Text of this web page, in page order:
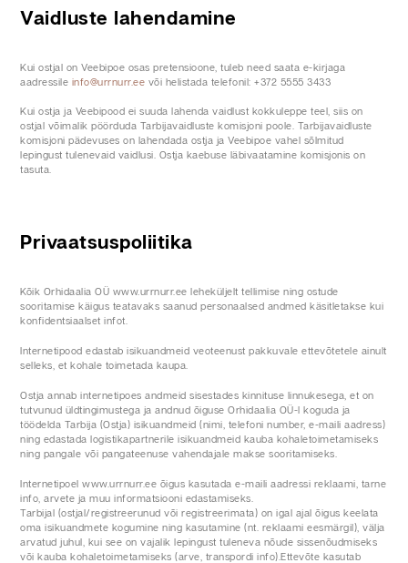
Vaidluste lahendamine
Kui ostjal on Veebipoe osas pretensioone, tuleb need saata e-kirjaga
aadressile info@urrnurr.ee või helistada telefonil: +372 5555 3433
Kui ostja ja Veebipood ei suuda lahenda vaidlust kokkuleppe teel, siis on
ostjal võimalik pöörduda Tarbijavaidluste komisjoni poole. Tarbijavaidluste
komisjoni pädevuses on lahendada ostja ja Veebipoe vahel sõlmitud
lepingust tulenevaid vaidlusi. Ostja kaebuse läbivaatamine komisjonis on
tasuta.
Privaatsuspoliitika
Kõik Orhidaalia OÜ www.urrnurr.ee leheküljelt tellimise ning ostude
sooritamise käigus teatavaks saanud personaalsed andmed käsitletakse kui
konfidentsiaalset infot.
Internetipood edastab isikuandmeid veoteenust pakkuvale ettevõtetele ainult
selleks, et kohale toimetada kaupa.
Ostja annab internetipoes andmeid sisestades kinnituse linnukesega, et on
tutvunud üldtingimustega ja andnud õiguse Orhidaalia OÜ-l koguda ja
töödelda Tarbija (Ostja) isikuandmeid (nimi, telefoni number, e-maili aadress)
ning edastada logistikapartnerile isikuandmeid kauba kohaletoimetamiseks
ning pangale või pangateenuse vahendajale makse sooritamiseks.
Internetipoel www.urrnurr.ee õigus kasutada e-maili aadressi reklaami, tarne
info, arvete ja muu informatsiooni edastamiseks.
Tarbijal (ostjal/registreerunud või registreerimata) on igal ajal õigus keelata
oma isikuandmete kogumine ning kasutamine (nt. reklaami eesmärgil), välja
arvatud juhul, kui see on vajalik lepingust tuleneva nõude sissenõudmiseks
või kauba kohaletoimetamiseks (arve, transpordi info).Ettevõte kasutab